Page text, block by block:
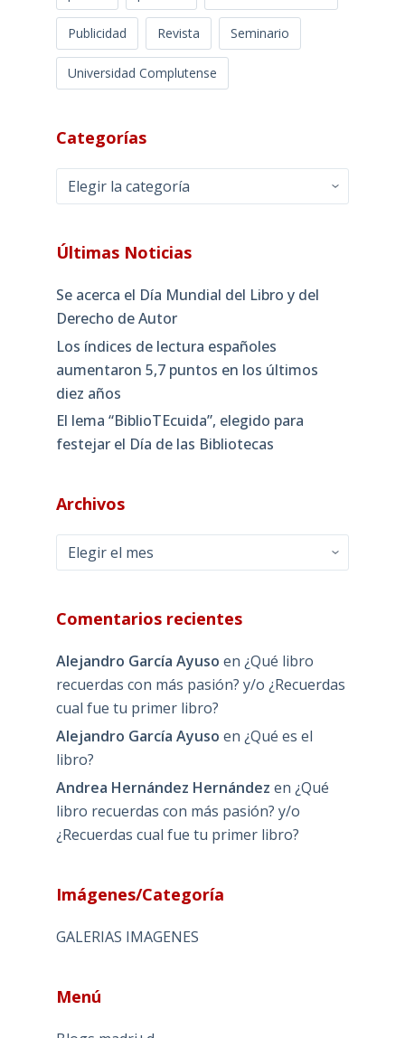
Publicidad Revista Seminario
Universidad Complutense
Categorías
Categorías
Últimas Noticias
Se acerca el Día Mundial del Libro y del
Derecho de Autor
Los índices de lectura españoles
aumentaron 5,7 puntos en los últimos
diez años
El lema “BiblioTEcuida”, elegido para
festejar el Día de las Bibliotecas
Archivos
Archivos
Comentarios recientes
Alejandro García Ayuso en ¿Qué libro
recuerdas con más pasión? y/o ¿Recuerdas
cual fue tu primer libro?
Alejandro García Ayuso en ¿Qué es el
libro?
Andrea Hernández Hernández en ¿Qué
libro recuerdas con más pasión? y/o
¿Recuerdas cual fue tu primer libro?
Imágenes/Categoría
GALERIAS IMAGENES
Menú